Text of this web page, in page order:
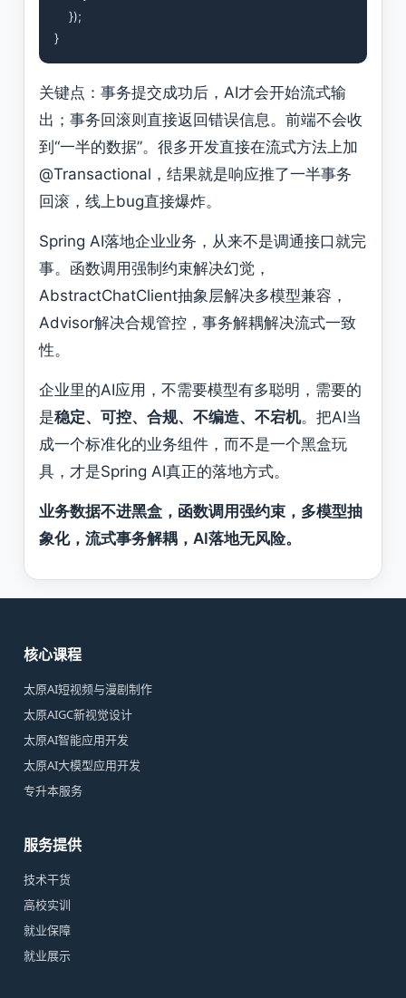
}
关键点：事务提交成功后，AI才会开始流式输
出；事务回滚则直接返回错误信息。前端不会收
到“一半的数据”。很多开发直接在流式方法上加
@Transactional，结果就是响应推了一半事务
回滚，线上bug直接爆炸。
Spring AI落地企业业务，从来不是调通接口就完
事。函数调用强制约束解决幻觉，
AbstractChatClient抽象层解决多模型兼容，
Advisor解决合规管控，事务解耦解决流式一致
性。
企业里的AI应用，不需要模型有多聪明，需要的
是稳定、可控、合规、不编造、不宕机。把AI当
成一个标准化的业务组件，而不是一个黑盒玩
具，才是Spring AI真正的落地方式。
业务数据不进黑盒，函数调用强约束，多模型抽
象化，流式事务解耦，AI落地无风险。
核心课程
太原AI短视频与漫剧制作
太原AIGC新视觉设计
太原AI智能应用开发
太原AI大模型应用开发
专升本服务
服务提供
技术干货
高校实训
就业保障
就业展示